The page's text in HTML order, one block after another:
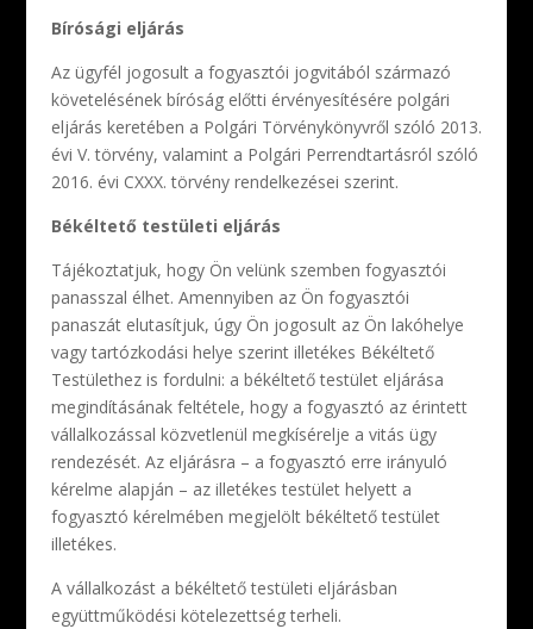
Bírósági eljárás
Az ügyfél jogosult a fogyasztói jogvitából származó
követelésének bíróság előtti érvényesítésére polgári
eljárás keretében a Polgári Törvénykönyvről szóló 2013.
évi V. törvény, valamint a Polgári Perrendtartásról szóló
2016. évi CXXX. törvény rendelkezései szerint.
Békéltető testületi eljárás
Tájékoztatjuk, hogy Ön velünk szemben fogyasztói
panasszal élhet. Amennyiben az Ön fogyasztói
panaszát elutasítjuk, úgy Ön jogosult az Ön lakóhelye
vagy tartózkodási helye szerint illetékes Békéltető
Testülethez is fordulni: a békéltető testület eljárása
megindításának feltétele, hogy a fogyasztó az érintett
vállalkozással közvetlenül megkísérelje a vitás ügy
rendezését. Az eljárásra – a fogyasztó erre irányuló
kérelme alapján – az illetékes testület helyett a
fogyasztó kérelmében megjelölt békéltető testület
illetékes.
A vállalkozást a békéltető testületi eljárásban
együttműködési kötelezettség terheli.